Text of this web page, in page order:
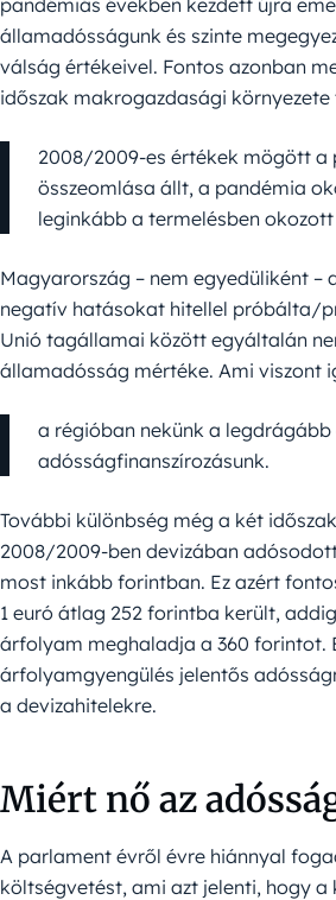
államadósságunk és szinte
válság értékeivel. Fontos azonban
időszak makrogazdasági környezete
2008/2009-es értékek mögött a
összeomlása állt, a pandémia
leginkább a termelésben
Magyarország – nem egyedüliként –
negatív hatásokat hitellel próbálta/
Unió tagállamai között egyáltalán
államadósság mértéke. Ami viszont
a régióban nekünk a legdrágább
adósságfinanszírozásunk.
További különbség még a két
2008/2009-ben devizában
most inkább forintban. Ez azért
1 euró átlag 252 forintba került,
árfolyam meghaladja a 360 forintot.
árfolyamgyengülés jelentős
a devizahitelekre.
Miért nő az
A parlament évről évre hiánnyal
költségvetést, ami azt jelenti, hogy a